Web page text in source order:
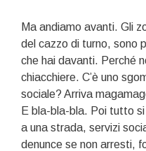
Ma andiamo avanti. Gli
del cazzo di turno, sono
che hai davanti. Perché
chiacchiere. C’è uno
sociale? Arriva
E bla-bla-bla. Poi tutto
a una strada, servizi
denunce se non arresti,